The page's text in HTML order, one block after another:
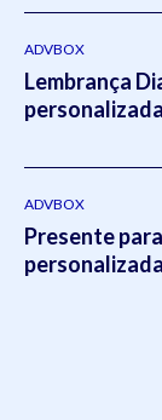
pela editora
ADVBOX
Lembrança
ADVBOX
Presente